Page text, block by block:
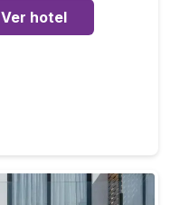
Ver hotel